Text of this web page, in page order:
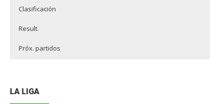
Clasificación
Result.
Próx. partidos
LA LIGA